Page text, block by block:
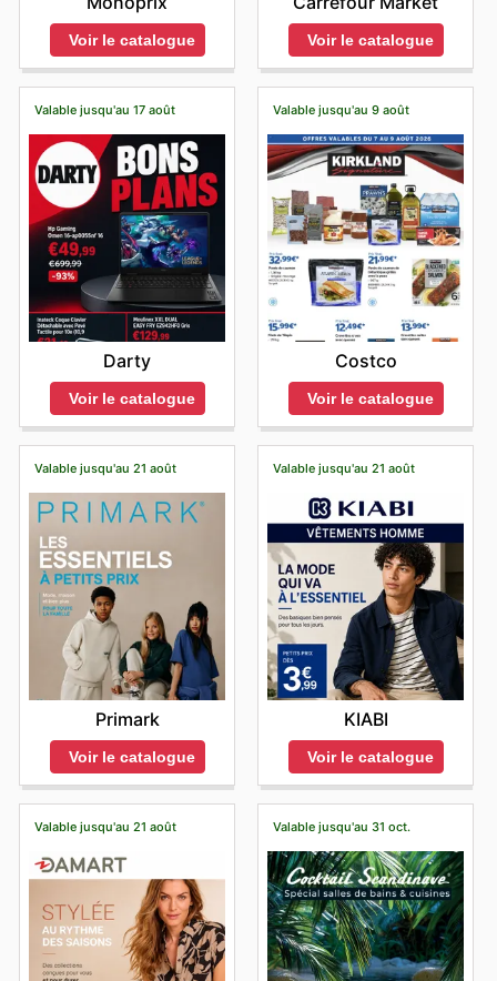
Voir le catalogue Voir le catalogue
Valable jusqu'au 17 août
Darty
Voir le catalogue
Valable jusqu'au 9 août
Costco
Voir le catalogue
Valable jusqu'au 21 août
Primark
Voir le catalogue
Valable jusqu'au 21 août
KIABI
Voir le catalogue
Valable jusqu'au 21 août Valable jusqu'au 31 oct.